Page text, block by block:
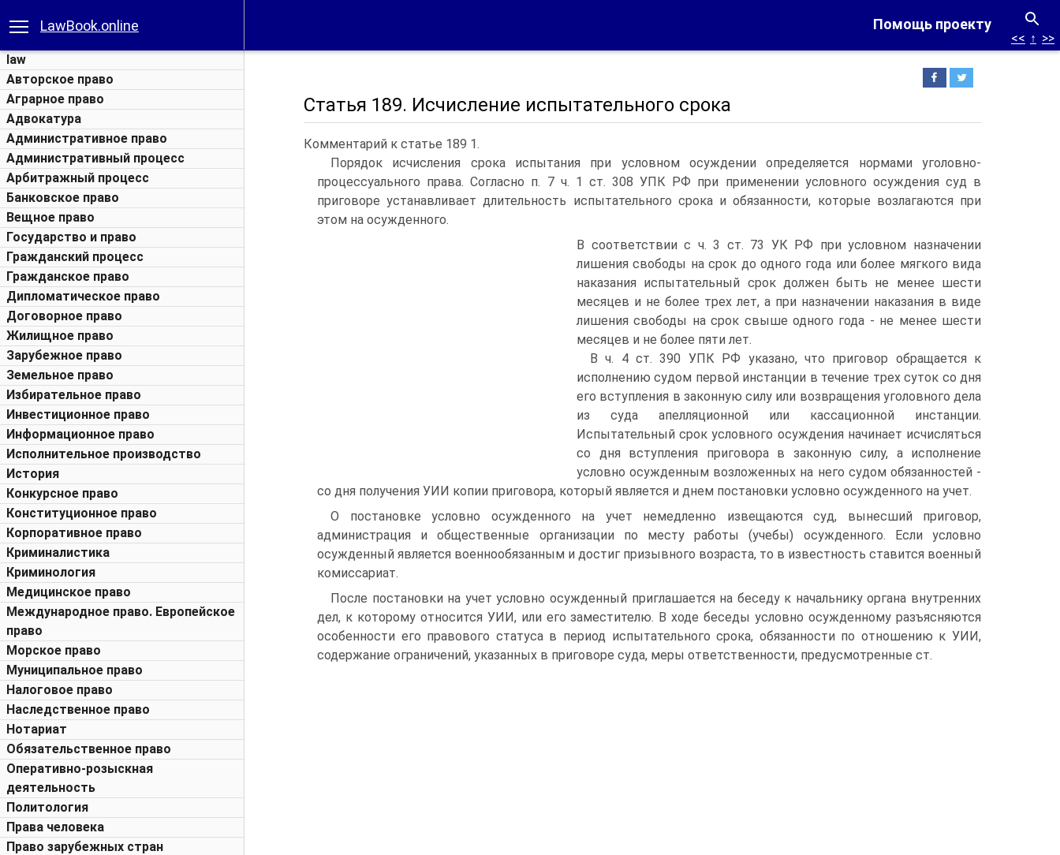
Помощь проекту
LawBook.online
law
Авторское право
Аграрное право
Адвокатура
Административное право
Административный процесс
Арбитражный процесс
Банковское право
Вещное право
Государство и право
Гражданский процесс
Гражданское право
Дипломатическое право
Договорное право
Жилищное право
Зарубежное право
Земельное право
Избирательное право
Инвестиционное право
Информационное право
Исполнительное производство
История
Конкурсное право
Конституционное право
Корпоративное право
Криминалистика
Криминология
Медицинское право
Международное право. Европейское
право
Морское право
Муниципальное право
Налоговое право
Наследственное право
Нотариат
Обязательственное право
Оперативно-розыскная
деятельность
Политология
Права человека
Право зарубежных стран
<< ↑ >>
Статья 189. Исчисление испытательного срока
Комментарий к статье 189 1.
Порядок исчисления срока испытания при условном осуждении определяется нормами уголовно-
процессуального права. Согласно п. 7 ч. 1 ст. 308 УПК РФ при применении условного осуждения суд в
приговоре устанавливает длительность испытательного срока и обязанности, которые возлагаются при
этом на осужденного.
В соответствии с ч. 3 ст. 73 УК РФ при условном назначении
лишения свободы на срок до одного года или более мягкого вида
наказания испытательный срок должен быть не менее шести
месяцев и не более трех лет, а при назначении наказания в виде
лишения свободы на срок свыше одного года - не менее шести
месяцев и не более пяти лет.
В ч. 4 ст. 390 УПК РФ указано, что приговор обращается к
исполнению судом первой инстанции в течение трех суток со дня
его вступления в законную силу или возвращения уголовного дела
из суда апелляционной или кассационной инстанции.
Испытательный срок условного осуждения начинает исчисляться
со дня вступления приговора в законную силу, а исполнение
условно осужденным возложенных на него судом обязанностей -
со дня получения УИИ копии приговора, который является и днем постановки условно осужденного на учет.
О постановке условно осужденного на учет немедленно извещаются суд, вынесший приговор,
администрация и общественные организации по месту работы (учебы) осужденного. Если условно
осужденный является военнообязанным и достиг призывного возраста, то в известность ставится военный
комиссариат.
После постановки на учет условно осужденный приглашается на беседу к начальнику органа внутренних
дел, к которому относится УИИ, или его заместителю. В ходе беседы условно осужденному разъясняются
особенности его правового статуса в период испытательного срока, обязанности по отношению к УИИ,
содержание ограничений, указанных в приговоре суда, меры ответственности, предусмотренные ст.